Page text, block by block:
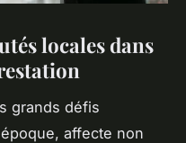
locales dans
grands défis
affecte non